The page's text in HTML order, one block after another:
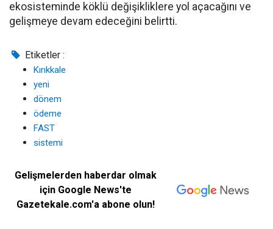
ekosisteminde köklü değişikliklere yol açacağını ve
gelişmeye devam edeceğini belirtti.
Etiketler :
Kırıkkale
yeni
dönem
ödeme
FAST
sistemi
Gelişmelerden haberdar olmak
için Google News'te
Gazetekale.com'a abone olun!